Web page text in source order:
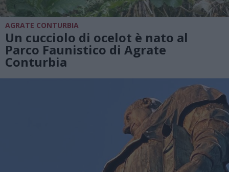
AGRATE CONTURBIA
Un cucciolo di ocelot è nato al
Parco Faunistico di Agrate
Conturbia